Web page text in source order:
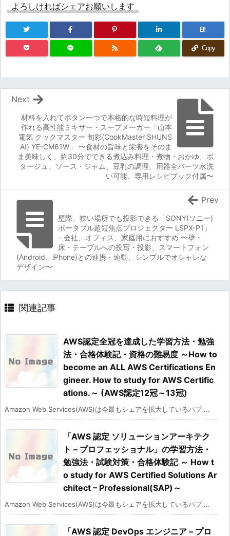
よろしければシェアお願いします
B!
Copy
材料を入れてボタン一つで本格的な時短料理が
作れる高性能ミキサー・スープメーカー「山本
電気 クックマスター 旬彩(CookMaster SHUNS
AI) YE-CM61W」 〜食材の旨味と栄養をそのま
ま美味しく、約30分でできる煮込み料理・煮物・おかゆ、ポ
タージュ、ソース・ジャム、豆乳の調理、用器全パーツ水洗
い可能、専用レシピブック付属〜
Next
壁際、狭い場所でも投影できる「SONY(ソニー)
ポータブル超短焦点プロジェクター LSPX-P1」
– 会社、オフィス、家庭用におすすめ 〜壁・
床・テーブルへの投写・投影、スマートフォン
(Android、iPhone)との連携・連動、シンプルでオシャレな
デザイン〜
Prev
関連記事
AWS認定全冠を達成した学習方法・勉強
法・合格体験記・資格の難易度 ～How to
become an ALL AWS Certifications En
gineer. How to study for AWS Certific
ations.～ (AWS認定12冠～13冠)
Amazon Web Services(AWS)は今最もシェアを拡大しているパブ ...
「AWS 認定 ソリューションアーキテク
ト – プロフェッショナル」の学習方法・
勉強法・試験対策・合格体験記 ～ How t
o study for AWS Certified Solutions Ar
chitect – Professional(SAP)～
Amazon Web Services(AWS)は今最もシェアを拡大しているパブ ...
「AWS 認定 DevOps エンジニア – プロ